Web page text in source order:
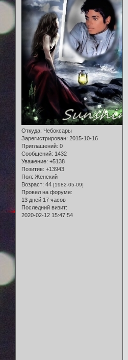
Откуда: Чебоксары
Зарегистрирован: 2015-10-16
Приглашений: 0
Сообщений: 1432
Уважение: +5138
Позитив: +13943
Пол: Женский
Возраст: 44 [1982-05-09]
Провел на форуме:
13 дней 17 часов
Последний визит:
2020-02-12 15:47:54